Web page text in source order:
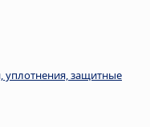
уплотнения, защитные